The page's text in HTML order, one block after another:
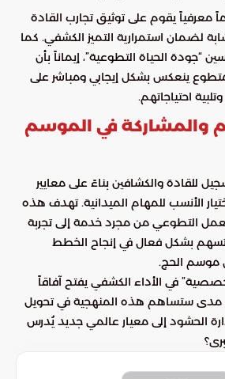
معرفياً يقوم على توثيق تجارب القادة
لضمان استمرارية التميز الكشفي. كما
“جودة الحياة التطوعية”، إيماناً بأن
ينعكس بشكل إيجابي ومباشر على
احتياجاتهم.
والمشاركة في الموسم
للقادة والكشافين بناءً على معايير
الأنسب للمهام الميدانية. تهدف هذه
التطوعي من مجرد خدمة إلى تجربة
تسهم بشكل فعال في إنجاح الخطط
موسم الحج.
في الأداء الكشفي يفتح آفاقاً
مدى ستساهم هذه المنهجية في تحويل
الحشود إلى معيار عالمي جديد يُدرس